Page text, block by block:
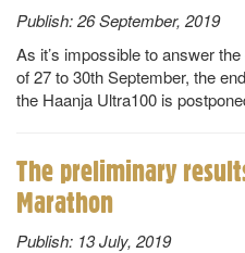
Publish:26 September, 2019
As it’s impossible to answer
of 27 to 30th September, the
the Haanja Ultra100 is
The preliminary
Marathon
Publish: 13 July, 2019